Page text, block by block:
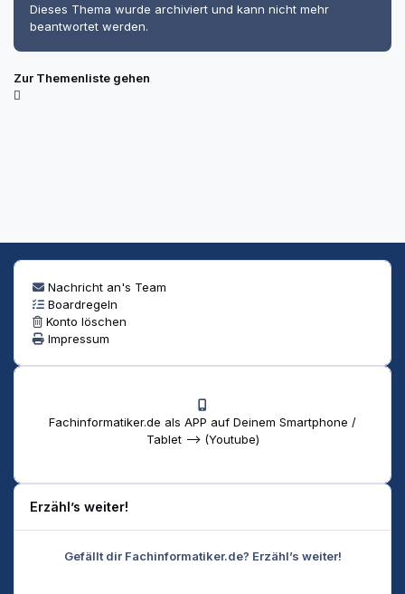
Dieses Thema wurde archiviert und kann nicht mehr
beantwortet werden.
Zur Themenliste gehen
Nachricht an's Team
Boardregeln
Konto löschen
Impressum
Fachinformatiker.de als APP auf Deinem Smartphone /
Tablet --> (Youtube)
Erzähl’s weiter!
Gefällt dir Fachinformatiker.de? Erzähl’s weiter!